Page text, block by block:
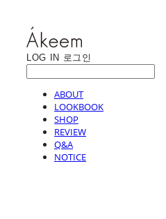
LOG IN 로그인
ABOUT
LOOKBOOK
SHOP
REVIEW
Q&A
NOTICE